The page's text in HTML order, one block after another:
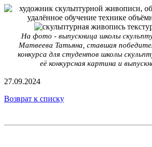
На фото - выпускница школы
Матвеева Татьяна, ставшая
конкурса для студентов школы
её конкурсная картина и
27.09.2024
Возврат к списку